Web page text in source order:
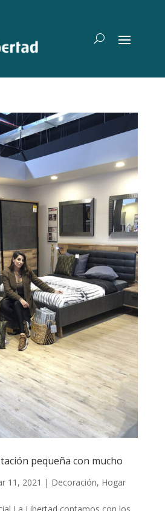
pequeña con mucho
11, 2021 | Decoración, Hogar